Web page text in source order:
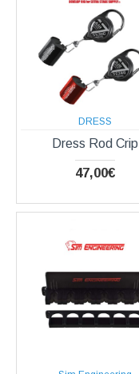
DRESS
Dress Rod Crip
47,00€